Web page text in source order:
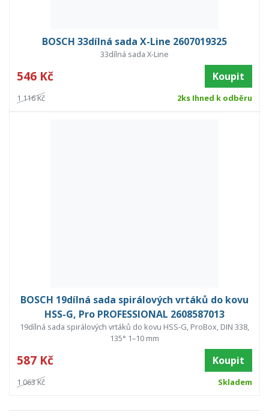
BOSCH 33dílná sada X-Line 2607019325
33dílná sada X-Line
546 Kč Koupit
1 116 Kč 2ks Ihned k odběru
BOSCH 19dílná sada spirálových vrtáků do kovu
HSS-G, Pro PROFESSIONAL 2608587013
19dílná sada spirálových vrtáků do kovu HSS-G, ProBox, DIN 338,
135° 1–10 mm
587 Kč Koupit
1 063 Kč Skladem